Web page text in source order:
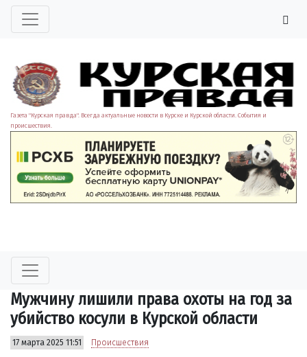
Газета "Курская правда". Всегда актуальные новости в Курске и Курской области. События и
происшествия.
Мужчину лишили права охоты на год за
убийство косули в Курской области
17 марта 2025 11:51 Происшествия